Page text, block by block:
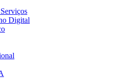
Digital